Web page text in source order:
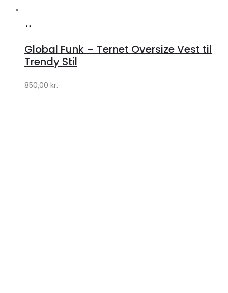
Lykke
Lykke
Global Funk – Ternet Oversize Vest til
Trendy Stil
850,00 kr.